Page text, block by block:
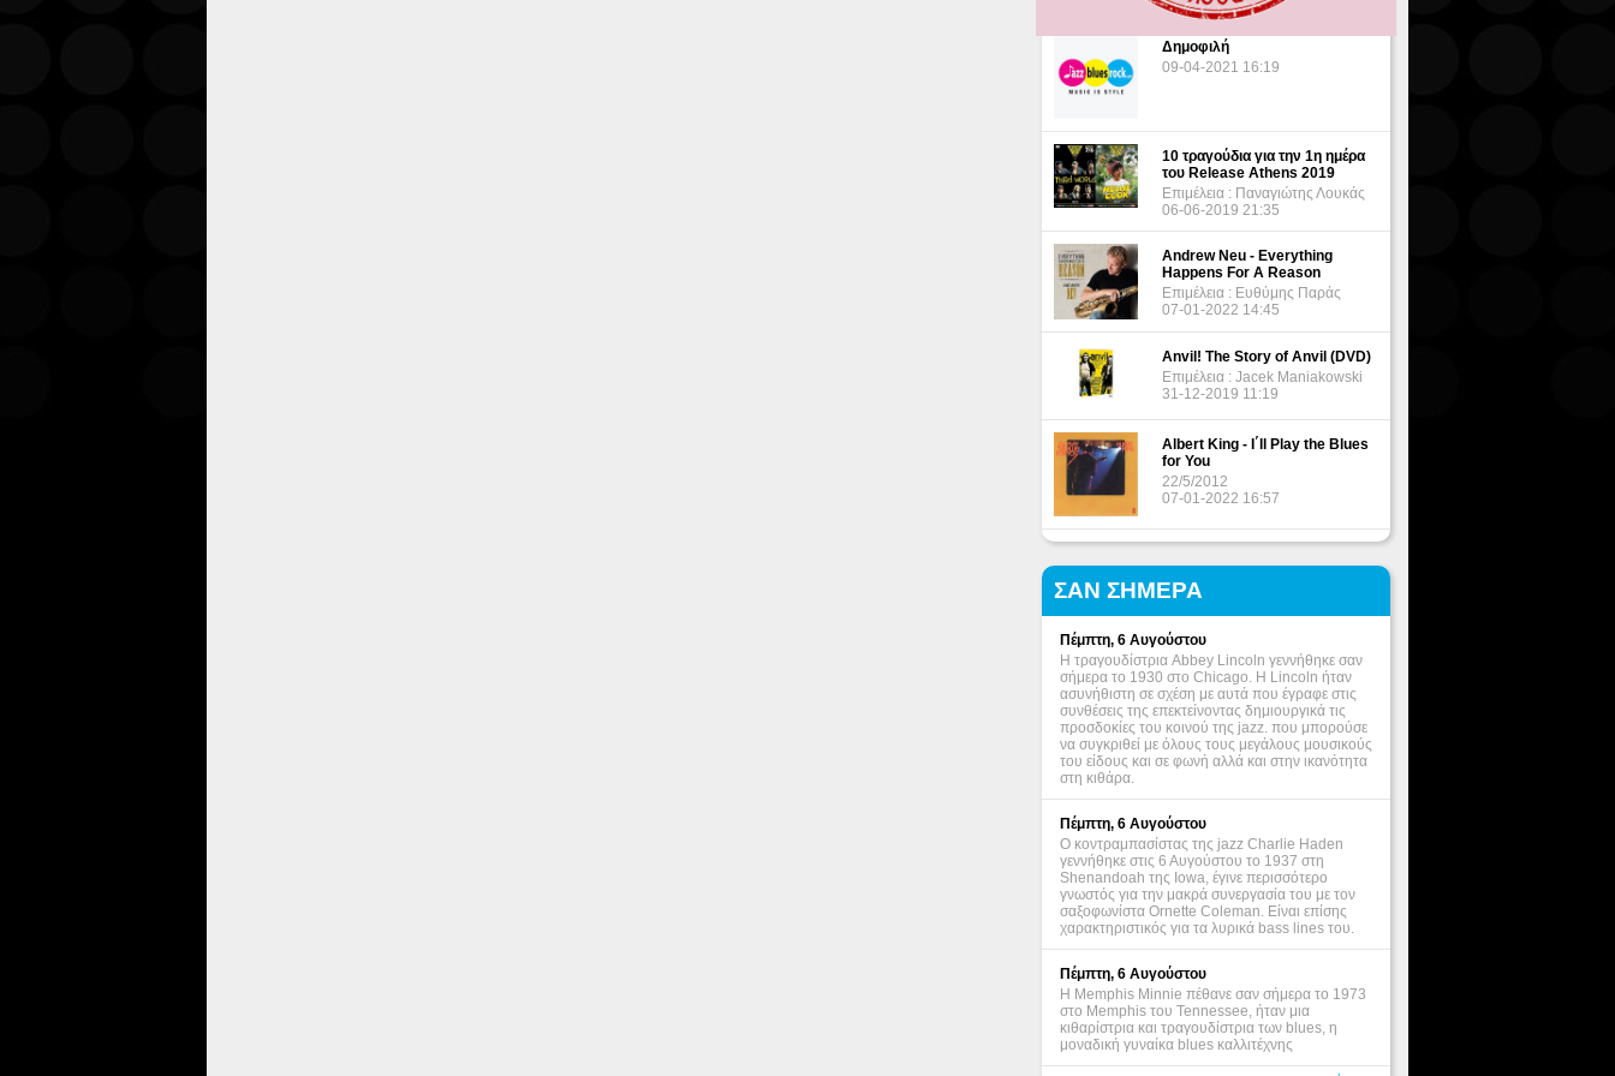
Δημοφιλή
09-04-2021 16:19
10 τραγούδια για την 1η ημέρα
του Release Athens 2019
Επιμέλεια : Παναγιώτης Λουκάς
06-06-2019 21:35
Andrew Neu - Everything
Happens For A Reason
Επιμέλεια : Ευθύμης Παράς
07-01-2022 14:45
Anvil! The Story of Anvil (DVD)
Επιμέλεια : Jacek Maniakowski
31-12-2019 11:19
Albert King - I΄ll Play the Blues
for You
22/5/2012
07-01-2022 16:57
ΣΑΝ ΣΗΜΕΡΑ
Πέμπτη, 6 Αυγούστου
Η τραγουδίστρια Abbey Lincoln γεννήθηκε σαν
σήμερα το 1930 στο Chicago. Η Lincoln ήταν
ασυνήθιστη σε σχέση με αυτά που έγραφε στις
συνθέσεις της επεκτείνοντας δημιουργικά τις
προσδοκίες του κοινού της jazz. που μπορούσε
να συγκριθεί με όλους τους μεγάλους μουσικούς
του είδους και σε φωνή αλλά και στην ικανότητα
στη κιθάρα.
Πέμπτη, 6 Αυγούστου
Ο κοντραμπασίστας της jazz Charlie Haden
γεννήθηκε στις 6 Αυγούστου το 1937 στη
Shenandoah της Iowa, έγινε περισσότερο
γνωστός για την μακρά συνεργασία του με τον
σαξοφωνίστα Ornette Coleman. Είναι επίσης
χαρακτηριστικός για τα λυρικά bass lines του.
Πέμπτη, 6 Αυγούστου
Η Memphis Minnie πέθανε σαν σήμερα το 1973
στο Memphis του Tennessee, ήταν μια
κιθαρίστρια και τραγουδίστρια των blues, η
μοναδική γυναίκα blues καλλιτέχνης